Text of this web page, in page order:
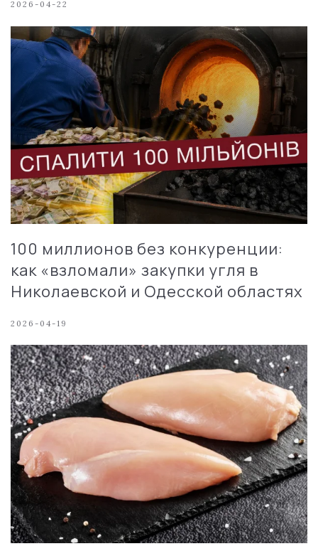
2026-04-22
100 миллионов без конкуренции:
как «взломали» закупки угля в
Николаевской и Одесской областях
2026-04-19